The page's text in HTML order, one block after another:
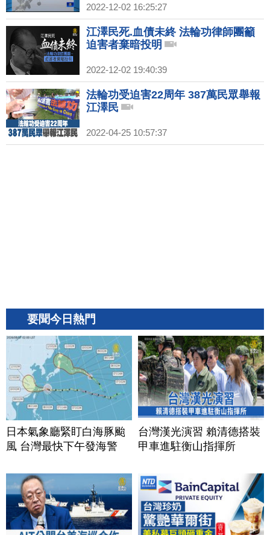
2022-12-02 16:25:27
江澤民死.血債未終 法輪功律師團籲
迫害者棄暗投明
2022-12-02 19:40:39
法輪功受迫害22周年 387萬民眾舉報
江澤民
2022-04-25 10:57:37
要聞今日熱門
日本氣象廳緊盯白海豚颱
風 台灣最快下午發海警
台灣漢光演習 賴清德搭裝
甲車進駐衡山指揮所